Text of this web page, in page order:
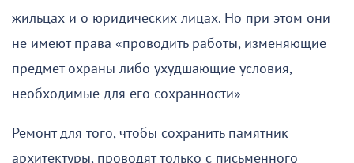
жильцах и о юридических лицах. Но при этом они
не имеют права «проводить работы, изменяющие
предмет охраны либо ухудшающие условия,
необходимые для его сохранности»
Ремонт для того, чтобы сохранить памятник
архитектуры, проводят только с письменного